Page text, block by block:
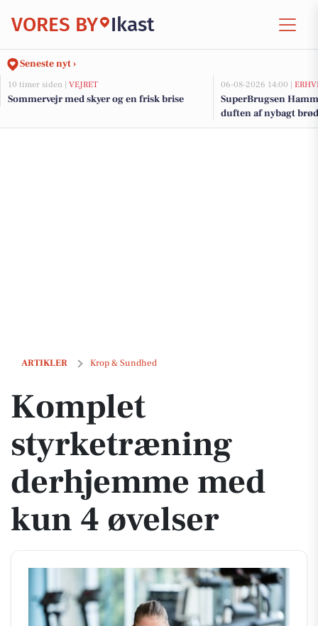
VORES BY Ikast
Seneste nyt ›
10 timer siden | VEJRET
Sommervejr med skyer og en frisk brise
06-08-2026 14:00 |
SuperBrugsen
duften af nybagt brød
ARTIKLER Krop & Sundhed
Komplet styrketræning derhjemme med kun 4 øvelser
Komplet
styrketræning
derhjemme med
kun 4 øvelser